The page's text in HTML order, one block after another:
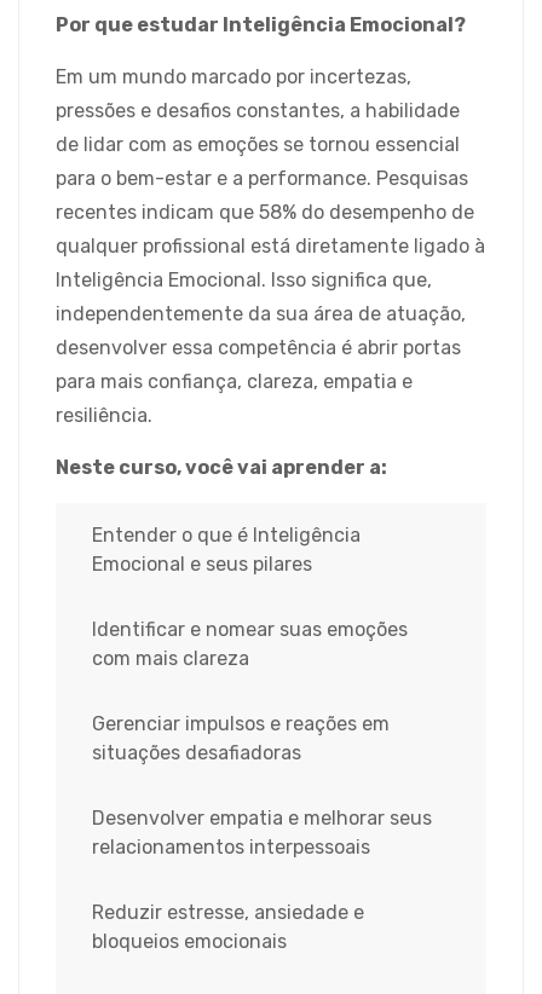
Por que estudar Inteligência Emocional?
Em um mundo marcado por incertezas,
pressões e desafios constantes, a habilidade
de lidar com as emoções se tornou essencial
para o bem-estar e a performance. Pesquisas
recentes indicam que 58% do desempenho de
qualquer profissional está diretamente ligado à
Inteligência Emocional. Isso significa que,
independentemente da sua área de atuação,
desenvolver essa competência é abrir portas
para mais confiança, clareza, empatia e
resiliência.
Neste curso, você vai aprender a:
Entender o que é Inteligência
Emocional e seus pilares
Identificar e nomear suas emoções
com mais clareza
Gerenciar impulsos e reações em
situações desafiadoras
Desenvolver empatia e melhorar seus
relacionamentos interpessoais
Reduzir estresse, ansiedade e
bloqueios emocionais